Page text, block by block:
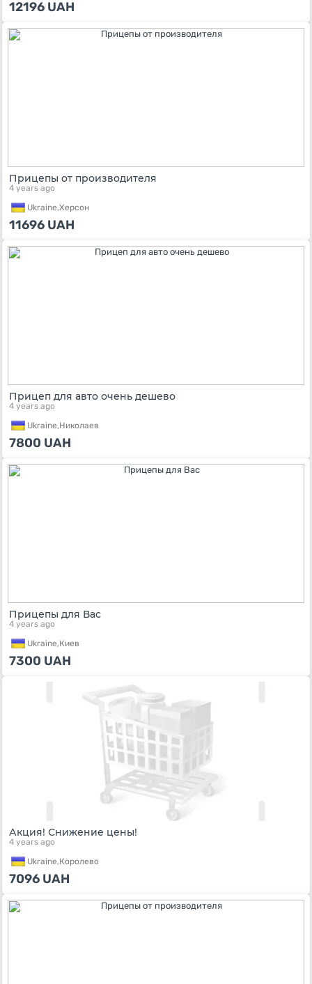
12196 UAH
Прицепы от производителя
4 years ago
Ukraine,Херсон
11696 UAH
Прицеп для авто очень дешево
4 years ago
Ukraine,Николаев
7800 UAH
Прицепы для Вас
4 years ago
Ukraine,Киев
7300 UAH
Акция! Снижение цены!
4 years ago
Ukraine,Королево
7096 UAH